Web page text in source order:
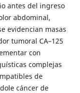
antes del ingreso
abdominal,
evidencian masas
tumoral CA–125
con
complejas
de
cáncer de